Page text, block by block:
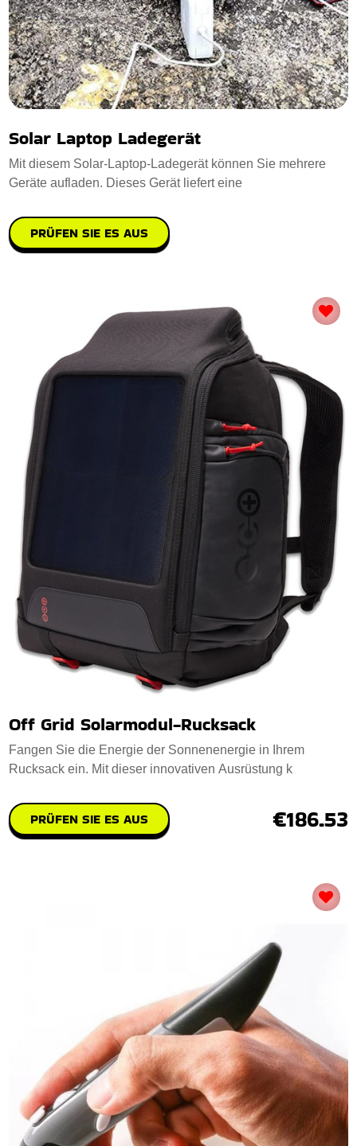
Solar Laptop Ladegerät
Mit diesem Solar-Laptop-Ladegerät können Sie mehrere
Geräte aufladen. Dieses Gerät liefert eine
PRÜFEN SIE ES AUS
Off Grid Solarmodul-Rucksack
Fangen Sie die Energie der Sonnenenergie in Ihrem
Rucksack ein. Mit dieser innovativen Ausrüstung k
PRÜFEN SIE ES AUS €186.53